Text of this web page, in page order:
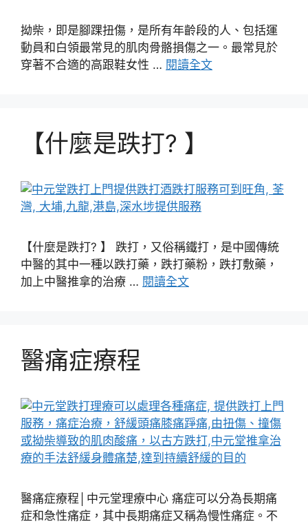
拗柴，即是腳踝扭傷，是所有年齡段的人、包括運
動員和白領最常見的肌肉骨骼損傷之一。最常見於
穿著不合適的高跟鞋女性 … 閱讀全文
【什麼是跌打? 】
【什麼是跌打? 】 跌打，又俗稱鐵打，是中國傳統
中醫的其中一種以跌打藥，跌打藥粉，跌打敷藥，
加上中醫推拿的治療 … 閱讀全文
醫痛症療程
醫痛症療程│中元堂理療中心 痛症可以分為長期痛
症和急性痛症，其中長期痛症又稱為慢性痛症。不